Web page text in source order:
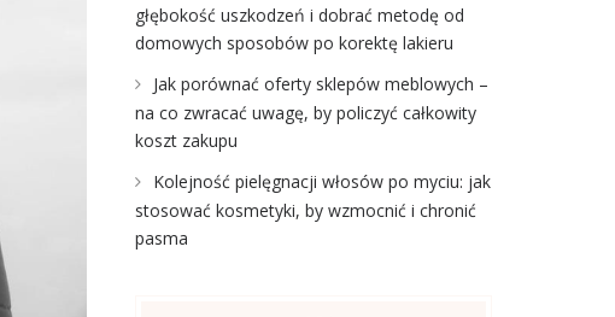
głębokość uszkodzeń i dobrać metodę od
domowych sposobów po korektę lakieru
Jak porównać oferty sklepów meblowych –
na co zwracać uwagę, by policzyć całkowity
koszt zakupu
Kolejność pielęgnacji włosów po myciu: jak
stosować kosmetyki, by wzmocnić i chronić
pasma